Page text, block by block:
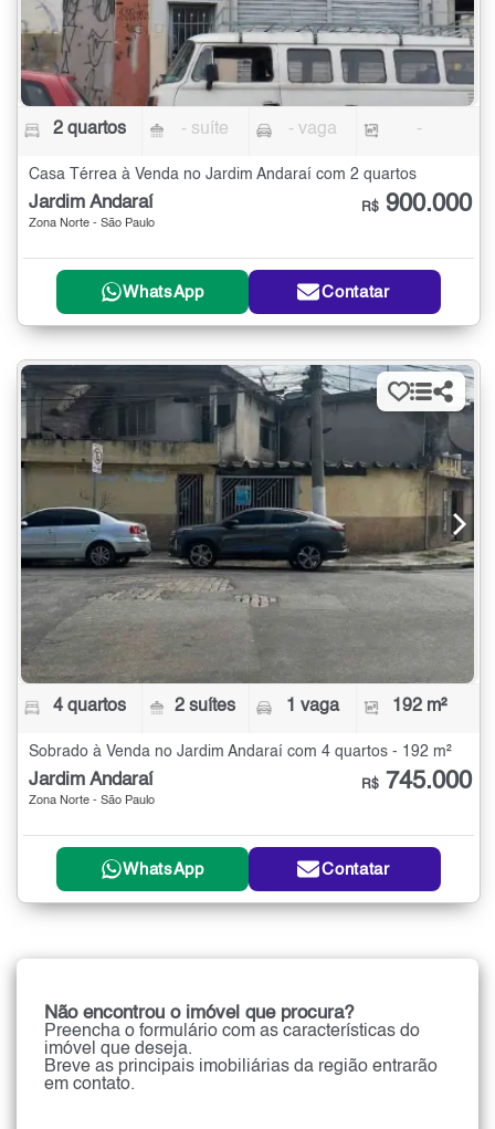
2 quartos - suíte - vaga -
Casa Térrea à Venda no Jardim Andaraí com 2 quartos
Jardim Andaraí
Zona Norte - São Paulo
R$ 900.000
WhatsApp Contatar
4 quartos 2 suítes 1 vaga 192 m²
Sobrado à Venda no Jardim Andaraí com 4 quartos - 192 m²
Jardim Andaraí
Zona Norte - São Paulo
R$ 745.000
WhatsApp Contatar
Não encontrou o imóvel que procura?
Preencha o formulário com as características do
imóvel que deseja.
Breve as principais imobiliárias da região entrarão
em contato.